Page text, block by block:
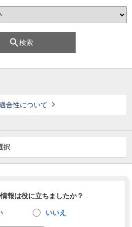
検索
合性について
択
報は役に立ちましたか？
いいえ